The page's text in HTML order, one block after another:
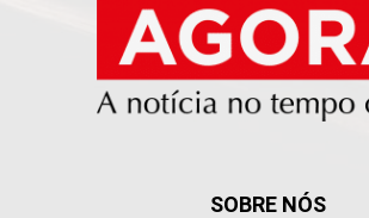
SOBRE NÓS